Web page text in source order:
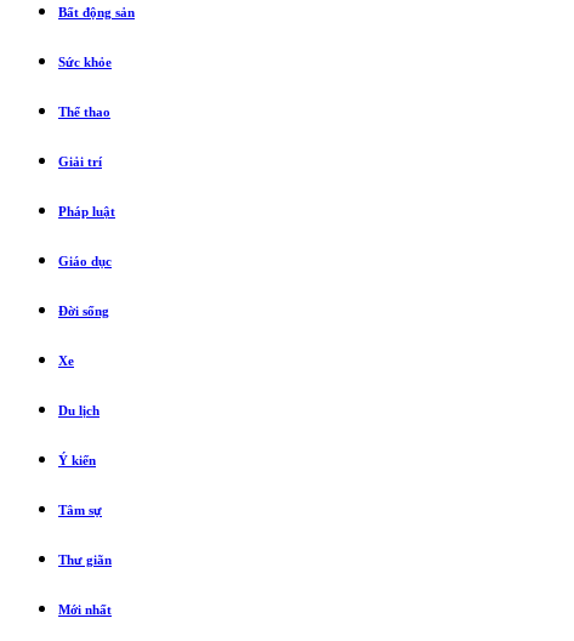
Bất động sản
Sức khỏe
Thể thao
Giải trí
Pháp luật
Giáo dục
Đời sống
Xe
Du lịch
Ý kiến
Tâm sự
Thư giãn
Mới nhất